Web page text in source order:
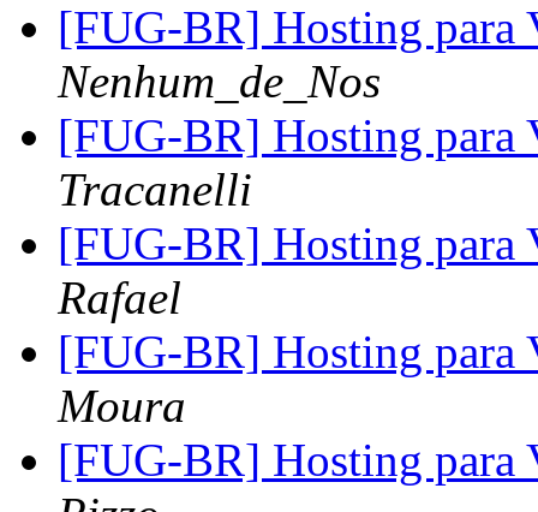
[FUG-BR] Hosting para
Nenhum_de_Nos
[FUG-BR] Hosting para
Tracanelli
[FUG-BR] Hosting para
Rafael
[FUG-BR] Hosting para
Moura
[FUG-BR] Hosting para